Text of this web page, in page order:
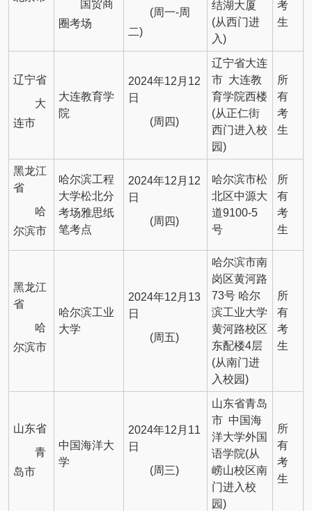
国贸商
圈考场
(周一-周
二)
结湖大厦
(从西门进
入)
考
生
辽宁省
大
连市
大连教育学
院
2024年12月12
日
(周四)
辽宁省大连
市 大连教
育学院西楼
(从正仁街
西门进入校
园)
所
有
考
生
黑龙江
省
哈
尔滨市
哈尔滨工程
大学松北分
考场雅思纸
笔考点
2024年12月12
日
(周四)
哈尔滨市松
北区中源大
道9100-5
号
所
有
考
生
黑龙江
省
哈
尔滨市
哈尔滨工业
大学
2024年12月13
日
(周五)
哈尔滨市南
岗区黄河路
73号 哈尔
滨工业大学
黄河路校区
东配楼4层
(从南门进
入校园)
所
有
考
生
山东省
青
岛市
中国海洋大
学
2024年12月11
日
(周三)
山东省青岛
市 中国海
洋大学外国
语学院(从
崂山校区南
门进入校
园)
所
有
考
生